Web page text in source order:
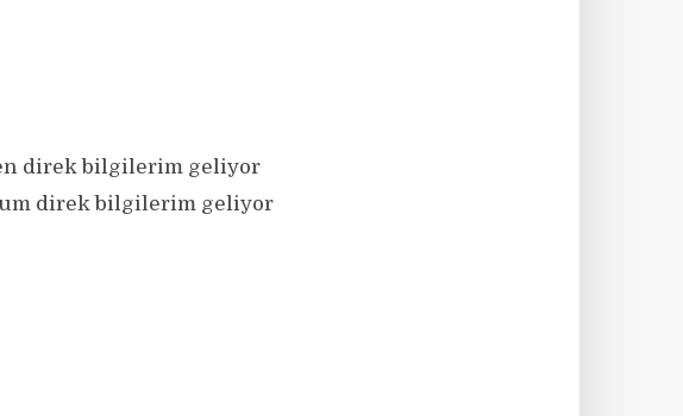
direk bilgilerim geliyor
direk bilgilerim geliyor